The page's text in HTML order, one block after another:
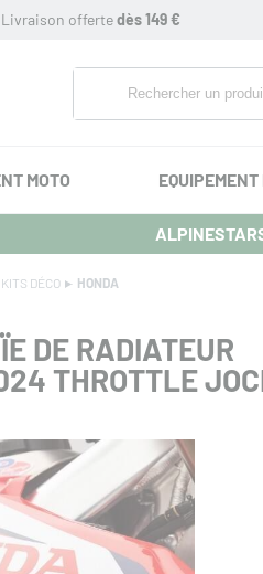
Livraison offertedès 149 €
MOTO
KITS DÉCO HONDA
DE RADIATEUR
THROTTLE